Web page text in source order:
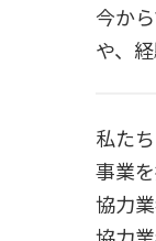
今か
や、
私た
事業
協力